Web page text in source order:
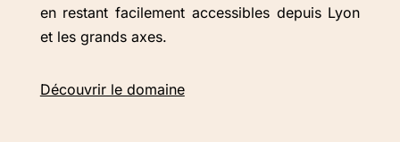
en restant facilement accessibles depuis Lyon
et les grands axes.
Découvrir le domaine